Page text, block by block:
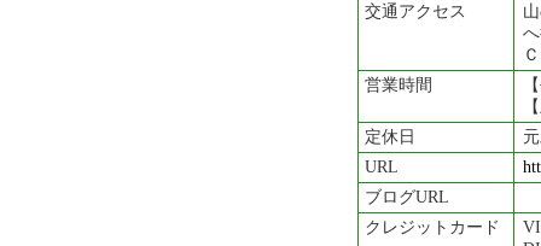
交通アクセス
営業時間
定休日
URL
ブログURL
クレジットカード